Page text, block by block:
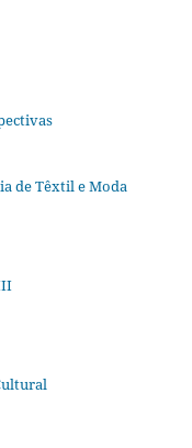
de Têxtil e Moda